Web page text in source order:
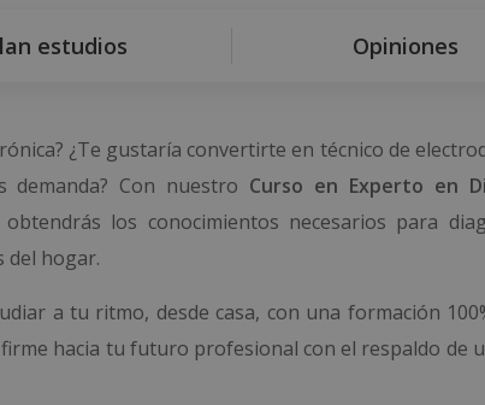
estudios Opiniones
¿Te gustaría convertirte en técnico de
Con nuestro Curso en Experto en
obtendrás los conocimientos necesarios para
del hogar.
a tu ritmo, desde casa, con una formación
hacia tu futuro profesional con el respaldo de